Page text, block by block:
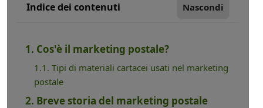
Indice dei contenuti Nascondi
1. Cos'è il marketing postale?
1.1. Tipi di materiali cartacei usati nel marketing
postale
2. Breve storia del marketing postale